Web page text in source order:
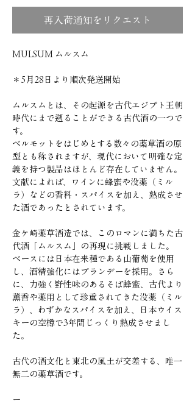
再入荷通知をリクエスト
MULSUM ムルスム
＊5月28日より順次発送開始
ムルスムとは、その起源を古代エジプト王朝
時代にまで遡ることができる古代酒の一つで
す。
ベルモットをはじめとする数々の薬草酒の原
型とも称されますが、現代において明確な定
義を持つ製品はほとんど存在していません。
文献によれば、ワインに蜂蜜や没薬（ミル
ラ）などの香料・スパイスを加え、熟成させ
た酒であったとされています。
金ケ崎薬草酒造では、このロマンに満ちた古
代酒「ムルスム」の再現に挑戦しました。
ベースには日本在来種である山葡萄を使用
し、酒精強化にはブランデーを採用。さら
に、力強く野性味のあるそば蜂蜜、古代より
薫香や薬用として珍重されてきた没薬（ミル
ラ）、わずかなスパイスを加え、日本ウイス
キーの空樽で3年間じっくり熟成させまし
た。
古代の酒文化と東北の風土が交差する、唯一
無二の薬草酒です。
ー